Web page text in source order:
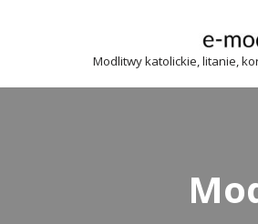
Modlitwy katolickie, litanie,